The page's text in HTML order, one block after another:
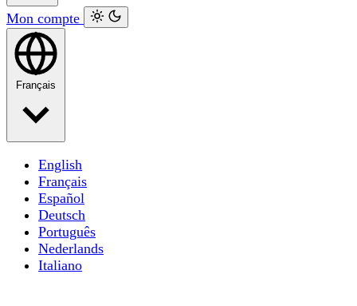
Mon compte
Français
English
Français
Español
Deutsch
Português
Nederlands
Italiano